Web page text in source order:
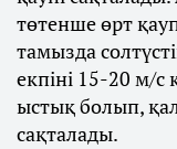
төтенше өрт
тамызда
екпіні 15-20 м/с
ыстық болып,
сақталады.